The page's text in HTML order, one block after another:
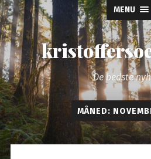
MENU
De bedste
MÅNED: